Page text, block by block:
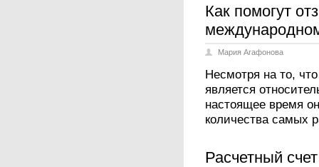
Как помогут
Мария Агафонова
Несмотря на то,
является
настоящее время
количества самых
Расчетный